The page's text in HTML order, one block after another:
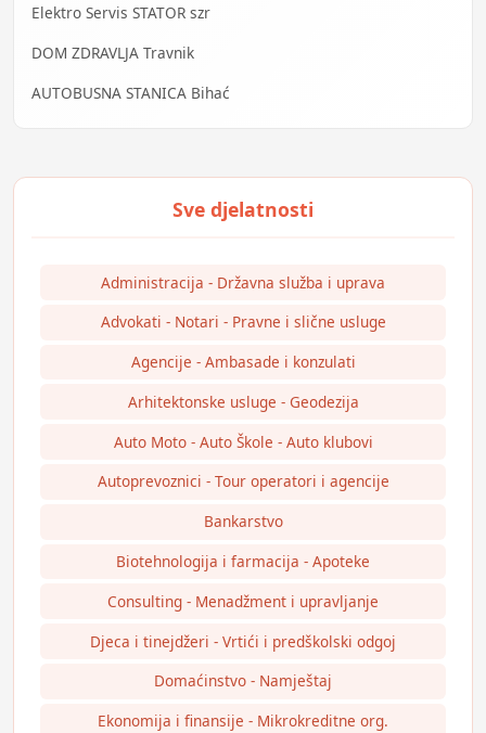
Elektro Servis STATOR szr
DOM ZDRAVLJA Travnik
AUTOBUSNA STANICA Bihać
Administracija - Državna služba i uprava
Advokati - Notari - Pravne i slične usluge
Agencije - Ambasade i konzulati
Arhitektonske usluge - Geodezija
Auto Moto - Auto Škole - Auto klubovi
Autoprevoznici - Tour operatori i agencije
Bankarstvo
Biotehnologija i farmacija - Apoteke
Consulting - Menadžment i upravljanje
Djeca i tinejdžeri - Vrtići i predškolski odgoj
Domaćinstvo - Namještaj
Ekonomija i finansije - Mikrokreditne org.